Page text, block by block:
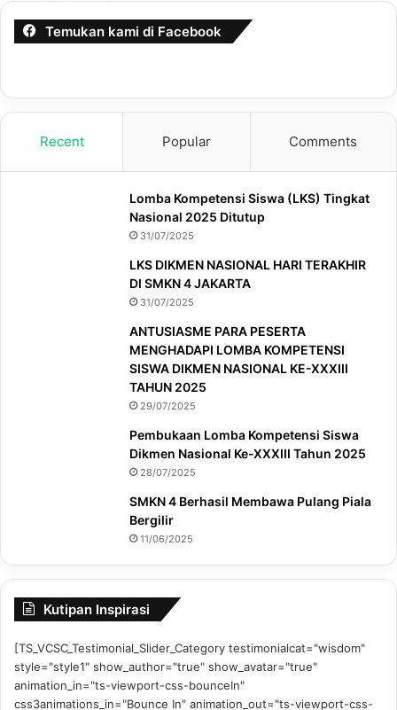
Temukan kami di Facebook
Recent Popular Comments
Lomba Kompetensi Siswa (LKS) Tingkat
Nasional 2025 Ditutup
31/07/2025
LKS DIKMEN NASIONAL HARI TERAKHIR
DI SMKN 4 JAKARTA
31/07/2025
ANTUSIASME PARA PESERTA
MENGHADAPI LOMBA KOMPETENSI
SISWA DIKMEN NASIONAL KE-XXXIII
TAHUN 2025
29/07/2025
Pembukaan Lomba Kompetensi Siswa
Dikmen Nasional Ke-XXXIII Tahun 2025
28/07/2025
SMKN 4 Berhasil Membawa Pulang Piala
Bergilir
11/06/2025
Kutipan Inspirasi
[TS_VCSC_Testimonial_Slider_Category testimonialcat="wisdom"
style="style1" show_author="true" show_avatar="true"
animation_in="ts-viewport-css-bounceIn"
css3animations_in="Bounce In" animation_out="ts-viewport-css-